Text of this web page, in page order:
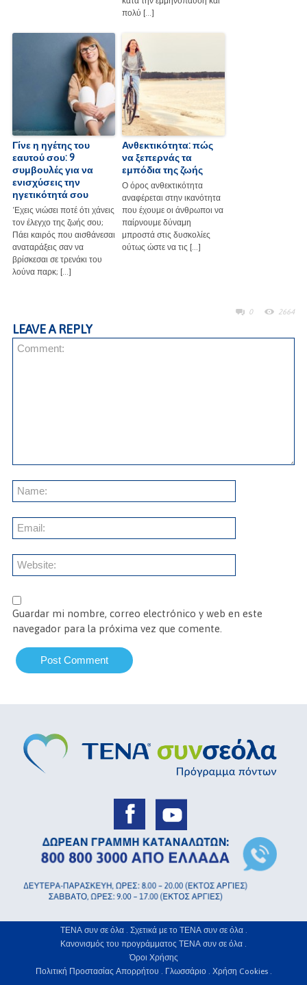
0 2664
πολύ […]
Γίνε η ηγέτης του
εαυτού σου: 9
συμβουλές για να
ενισχύσεις την
ηγετικότητά σου
‘Εχεις νιώσει ποτέ ότι χάνεις
τον έλεγχο της ζωής σου;
Πάει καιρός που αισθάνεσαι
αναταράξεις σαν να
βρίσκεσαι σε τρενάκι του
λούνα παρκ; […]
Ανθεκτικότητα: πώς
να ξεπερνάς τα
εμπόδια της ζωής
Ο όρος ανθεκτικότητα
αναφέρεται στην ικανότητα
που έχουμε οι άνθρωποι να
παίρνουμε δύναμη
μπροστά στις δυσκολίες
ούτως ώστε να τις […]
LEAVE A REPLY
Guardar mi nombre, correo electrónico y web en este
navegador para la próxima vez que comente.
ΤΕΝΑ συν σε όλα . Σχετικά με το ΤΕΝΑ συν σε όλα .
Κανονισμός του προγράμματος ΤΕΝΑ συν σε όλα .
Όροι Χρήσης
Πολιτική Προστασίας Απορρήτου . Γλωσσάριο . Χρήση Cookies .